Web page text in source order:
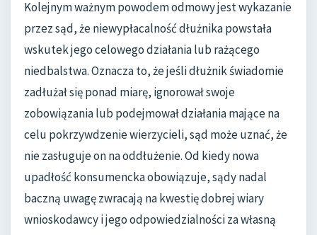
Kolejnym ważnym powodem odmowy jest wykazanie
przez sąd, że niewypłacalność dłużnika powstała
wskutek jego celowego działania lub rażącego
niedbalstwa. Oznacza to, że jeśli dłużnik świadomie
zadłużał się ponad miarę, ignorował swoje
zobowiązania lub podejmował działania mające na
celu pokrzywdzenie wierzycieli, sąd może uznać, że
nie zasługuje on na oddłużenie. Od kiedy nowa
upadłość konsumencka obowiązuje, sądy nadal
baczną uwagę zwracają na kwestię dobrej wiary
wnioskodawcy i jego odpowiedzialności za własną